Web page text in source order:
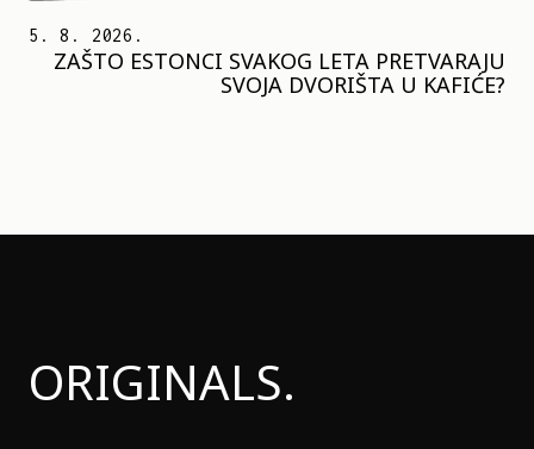
5. 8. 2026.
ZAŠTO ESTONCI SVAKOG LETA PRETVARAJU
SVOJA DVORIŠTA U KAFIĆE?
ORIGINALS.